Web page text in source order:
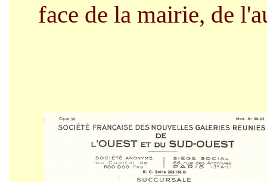
face de la mairie, de